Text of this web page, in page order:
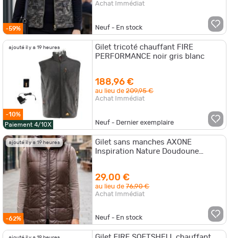
-59%
Achat Immédiat
Neuf - En stock
ajouté il y a 19 heures
-10%
Paiement 4/10X
Gilet tricoté chauffant FIRE
PERFORMANCE noir gris blanc
188,96 €
au lieu de209,95 €
Achat Immédiat
Neuf - Dernier exemplaire
ajouté il y a 19 heures
-62%
Gilet sans manches AXONE
Inspiration Nature Doudoune
29,00 €
au lieu de76,90 €
Achat Immédiat
Neuf - En stock